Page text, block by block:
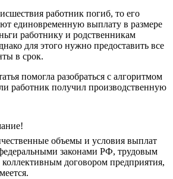
работник погиб, то его
единовременную выплату в размере
работнику и родственникам
для этого нужно предоставить все
в срок.
помогла разобраться с алгоритмом
работник получил производственную
объемы и условия выплат
законами РФ, трудовым
договором предприятия,